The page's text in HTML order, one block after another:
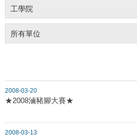
工學院
所有單位
2008-03-20
★2008滷豬腳大賽★
2008-03-13